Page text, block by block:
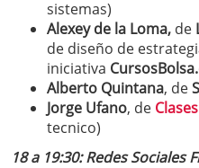
sistemas)
Alexey de la Loma, de
de diseño de
iniciativa
Alberto Quintana, de
Jorge Ufano, de
tecnico)
18 a 19:30: Redes Sociales